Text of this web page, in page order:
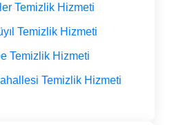
Temizlik Hizmeti
Temizlik Hizmeti
Temizlik Hizmeti
Temizlik Hizmeti